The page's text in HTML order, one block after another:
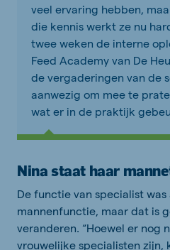
veel ervaring hebben,
die kennis werkt ze nu
twee weken de interne
Feed Academy van De
de vergaderingen van de
aanwezig om mee te
wat er in de praktijk
Nina staat haar
De functie van specialist
mannenfunctie, maar dat is
veranderen. “Hoewel er nog
vrouwelijke specialisten